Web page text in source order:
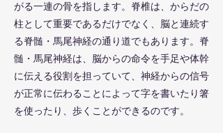
がる一連の骨を指します。脊椎は、からだの
柱として重要であるだけでなく、脳と連続す
る脊髄・馬尾神経の通り道でもあります。脊
髄・馬尾神経は、脳からの命令を手足や体幹
に伝える役割を担っていて、神経からの信号
が正常に伝わることによって字を書いたり箸
を使ったり、歩くことができるのです。